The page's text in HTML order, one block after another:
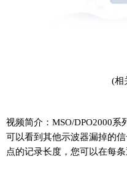
(相
视频简介：MSO/DPO2000
可以看到其他示波器漏掉的
点的记录长度，您可以在每